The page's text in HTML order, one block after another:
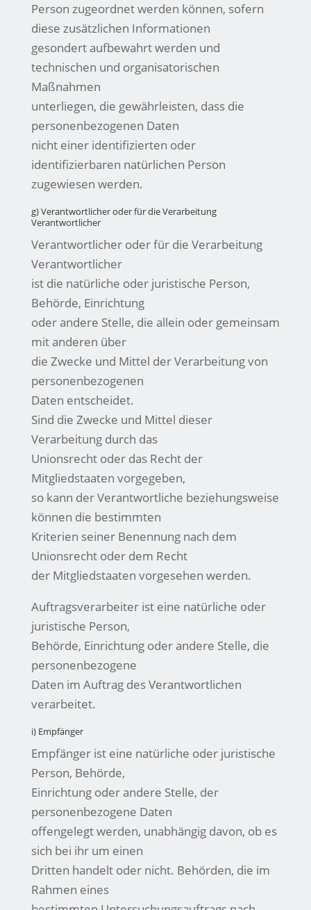
Person zugeordnet werden können, sofern
diese zusätzlichen Informationen
gesondert aufbewahrt werden und
technischen und organisatorischen
Maßnahmen
unterliegen, die gewährleisten, dass die
personenbezogenen Daten
nicht einer identifizierten oder
identifizierbaren natürlichen Person
zugewiesen werden.
g) Verantwortlicher oder für die Verarbeitung
Verantwortlicher
Verantwortlicher oder für die Verarbeitung
Verantwortlicher
ist die natürliche oder juristische Person,
Behörde, Einrichtung
oder andere Stelle, die allein oder gemeinsam
mit anderen über
die Zwecke und Mittel der Verarbeitung von
personenbezogenen
Daten entscheidet.
Sind die Zwecke und Mittel dieser
Verarbeitung durch das
Unionsrecht oder das Recht der
Mitgliedstaaten vorgegeben,
so kann der Verantwortliche beziehungsweise
können die bestimmten
Kriterien seiner Benennung nach dem
Unionsrecht oder dem Recht
der Mitgliedstaaten vorgesehen werden.
Auftragsverarbeiter ist eine natürliche oder
juristische Person,
Behörde, Einrichtung oder andere Stelle, die
personenbezogene
Daten im Auftrag des Verantwortlichen
verarbeitet.
i) Empfänger
Empfänger ist eine natürliche oder juristische
Person, Behörde,
Einrichtung oder andere Stelle, der
personenbezogene Daten
offengelegt werden, unabhängig davon, ob es
sich bei ihr um einen
Dritten handelt oder nicht. Behörden, die im
Rahmen eines